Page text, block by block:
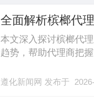
全面解析槟榔代
本文深入探讨槟榔代
趋势，帮助代理商把
遵化新闻网 发布于